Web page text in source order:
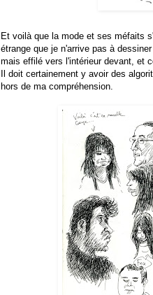
Et voilà que la mode et ses méfaits
étrange que je n'arrive pas à
mais effilé vers l'intérieur devant, et
Il doit certainement y avoir des
hors de ma compréhension.